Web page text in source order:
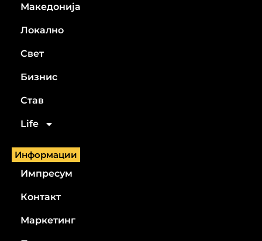
Македонија
Локално
Свет
Бизнис
Став
Life
Информации
Импресум
Контакт
Маркетинг